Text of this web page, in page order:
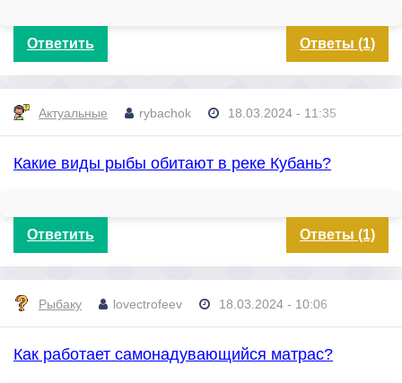
Ответить Ответы (1)
Актуальные rybachok 18.03.2024 - 11:35
Какие виды рыбы обитают в реке Кубань?
Ответить Ответы (1)
Рыбаку lovectrofeev 18.03.2024 - 10:06
Как работает самонадувающийся матрас?